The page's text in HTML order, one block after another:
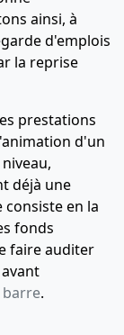
prise
bien nanti :
24
16 12 24 61
D'AZUR
Cedex
ainsi, à
d'emplois
la reprise
prestations
d'un
déjà une
en la
fonds
faire auditer
barre.